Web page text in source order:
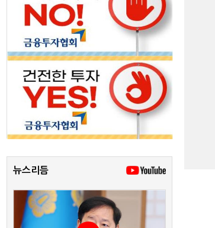
뉴스리듬